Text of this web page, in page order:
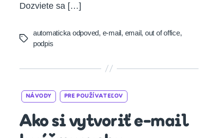
Dozviete sa […]
Tags
automaticka odpoved, e-mail, email, out of office,
podpis
Categories
NÁVODY PRE POUŽÍVATEĽOV
Ako si vytvoriť e-mail